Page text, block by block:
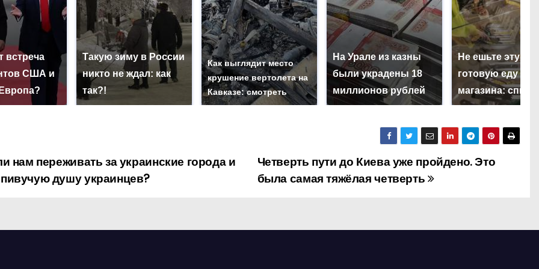
встреча
США и
Такую зиму в России
никто не ждал: как
так?!
Как выглядит место
крушение вертолета на
Кавказе: смотреть
На Урале из казны
были украдены 18
миллионов рублей
Не ешьте эту
готовую еду из
магазина:
Четверть пути до Киева уже пройдено. Это
была самая тяжёлая четверть
нам переживать за украинские города и
душу украинцев?